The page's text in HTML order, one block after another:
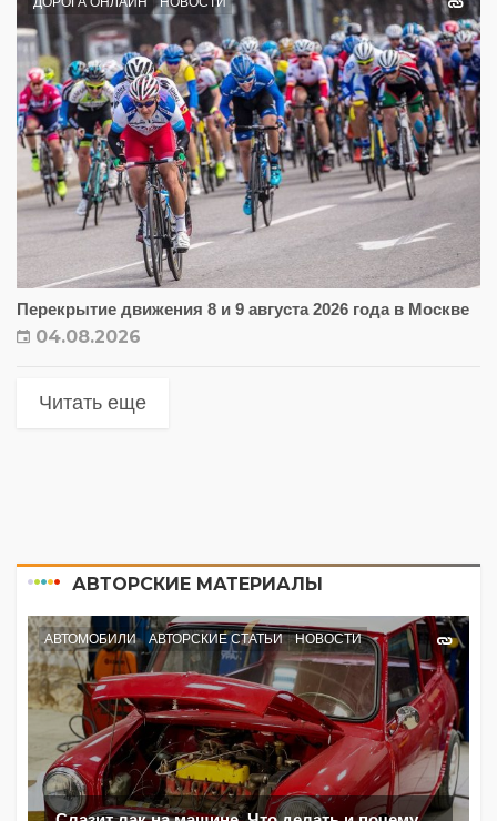
Перекрытие движения 8 и 9 августа 2026 года в Москве
04.08.2026
Читать еще
АВТОРСКИЕ МАТЕРИАЛЫ
АВТОМОБИЛИ АВТОРСКИЕ СТАТЬИ НОВОСТИ